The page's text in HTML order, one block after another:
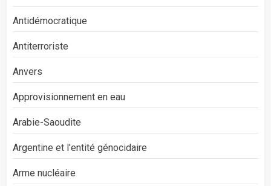
Antidémocratique
Antiterroriste
Anvers
Approvisionnement en eau
Arabie-Saoudite
Argentine et l'entité génocidaire
Arme nucléaire